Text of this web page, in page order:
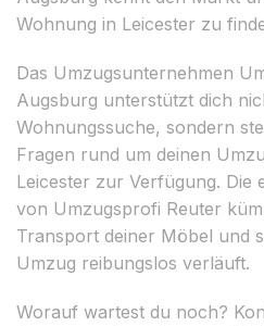
Wohnung in Leicester zu
Das Umzugsunternehmen
Augsburg unterstützt dich
Wohnungssuche, sondern
Fragen rund um deinen
Leicester zur Verfügung. Die
von Umzugsprofi Reuter
Transport deiner Möbel und
Umzug reibungslos verläuft.
Worauf wartest du noch?